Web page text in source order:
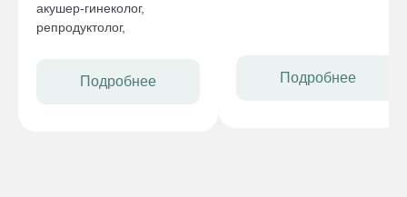
акушер-гинеколог,
репродуктолог,
Подробнее Подробнее